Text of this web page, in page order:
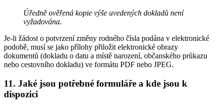
Úředně ověřená kopie výše uvedených dokladů není
vyžadována.
Je-li žádost o potvrzení změny rodného čísla podána v elektronické
podobě, musí se jako přílohy přiložit elektronické obrazy
dokumentů (dokladu o datu a místě narození, občanského průkazu
nebo cestovního dokladu) ve formátu PDF nebo JPEG.
11. Jaké jsou potřebné formuláře a kde jsou k
dispozici